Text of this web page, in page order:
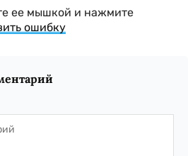
ее мышкой и нажмите
ошибку